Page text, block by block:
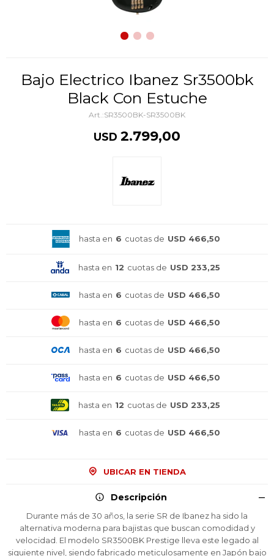
Bajo Electrico Ibanez Sr3500bk
Black Con Estuche
SR3500BK-SR3500BK
USD 2.799,00
hasta en 6 cuotas de USD 466,50
hasta en 12 cuotas de USD 233,25
hasta en 6 cuotas de USD 466,50
hasta en 6 cuotas de USD 466,50
hasta en 6 cuotas de USD 466,50
hasta en 6 cuotas de USD 466,50
hasta en 12 cuotas de USD 233,25
hasta en 6 cuotas de USD 466,50
UBICAR EN TIENDA
Descripción
Durante más de 30 años, la serie SR de Ibanez ha sido la
alternativa moderna para bajistas que buscan comodidad y
velocidad. El modelo SR3500BK Prestige lleva este legado al
siguiente nivel, siendo fabricado meticulosamente en Japón bajo